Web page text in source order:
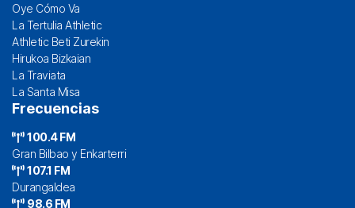
Oye Cómo Va
La Tertulia Athletic
Athletic Beti Zurekin
Hirukoa Bizkaian
La Traviata
La Santa Misa
Frecuencias
100.4 FM
Gran Bilbao y Enkarterri
107.1 FM
Durangaldea
98.6 FM